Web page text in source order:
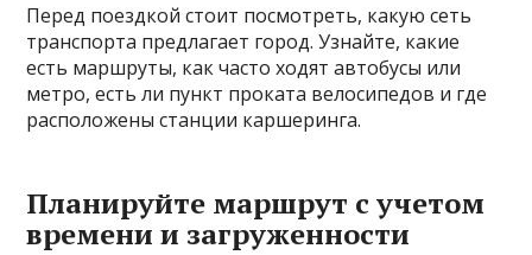
Перед поездкой стоит посмотреть, какую сеть
транспорта предлагает город. Узнайте, какие
есть маршруты, как часто ходят автобусы или
метро, есть ли пункт проката велосипедов и где
расположены станции каршеринга.
Планируйте маршрут с учетом
времени и загруженности